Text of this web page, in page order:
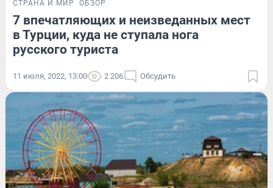
СТРАНА И МИР ОБЗОР
7 впечатляющих и неизведанных мест
в Турции, куда не ступала нога
русского туриста
11 июля, 2022, 13:00 2 206 Обсудить